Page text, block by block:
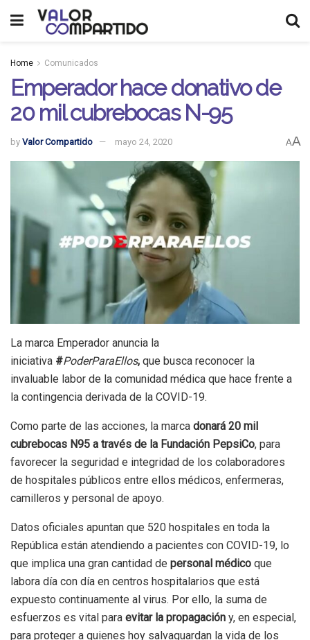
Home Comunicados
Emperador hace donativo de
20 mil cubrebocas N-95
by Valor Compartido mayo 24, 2020 AA
La marca Emperador anuncia la
iniciativa #PoderParaEllos, que busca reconocer la
invaluable labor de la comunidad médica que hace frente a
la contingencia derivada de la COVID-19.
Como parte de las acciones, la marca donará 20 mil
cubrebocas N95 a través de la Fundación PepsiCo, para
favorecer la seguridad e integridad de los colaboradores
de hospitales públicos entre ellos médicos, enfermeras,
camilleros y personal de apoyo.
Datos oficiales apuntan que 520 hospitales en toda la
República están atendiendo a pacientes con COVID-19, lo
que implica una gran cantidad de personal médico que
labora día con día en centros hospitalarios que está
expuesto continuamente al virus. Por ello, la suma de
esfuerzos es vital para evitar la propagación y, en especial,
para proteger a quienes hoy salvaguardan la vida de los